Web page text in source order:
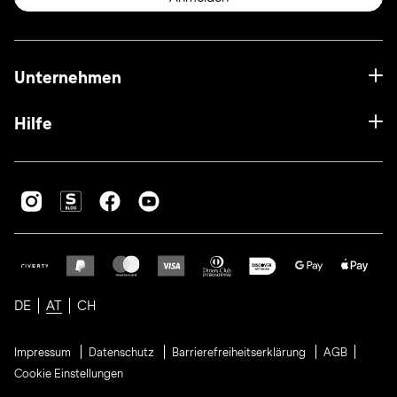
Unternehmen
Hilfe
DE AT CH
Impressum Datenschutz Barrierefreiheitserklärung
AGB
Cookie Einstellungen